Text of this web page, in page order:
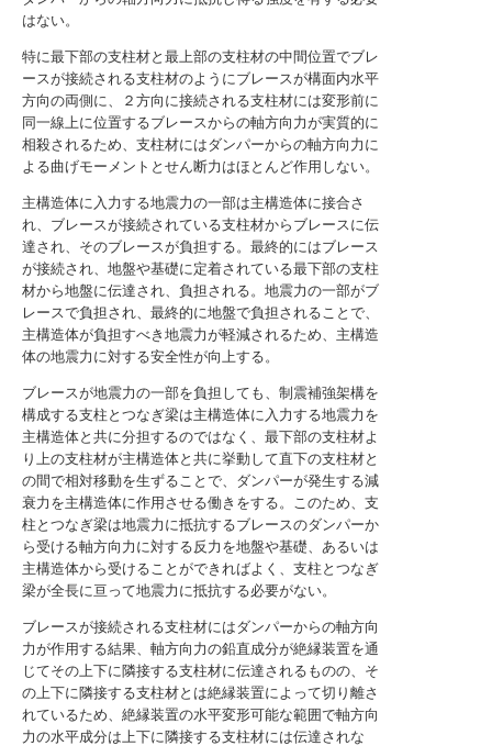
はない。
特に最下部の支柱材と最上部の支柱材の中間位置でブレ
ースが接続される支柱材のようにブレースが構面内水平
方向の両側に、２方向に接続される支柱材には変形前に
同一線上に位置するブレースからの軸方向力が実質的に
相殺されるため、支柱材にはダンパーからの軸方向力に
よる曲げモーメントとせん断力はほとんど作用しない。
主構造体に入力する地震力の一部は主構造体に接合さ
れ、ブレースが接続されている支柱材からブレースに伝
達され、そのブレースが負担する。最終的にはブレース
が接続され、地盤や基礎に定着されている最下部の支柱
材から地盤に伝達され、負担される。地震力の一部がブ
レースで負担され、最終的に地盤で負担されることで、
主構造体が負担すべき地震力が軽減されるため、主構造
体の地震力に対する安全性が向上する。
ブレースが地震力の一部を負担しても、制震補強架構を
構成する支柱とつなぎ梁は主構造体に入力する地震力を
主構造体と共に分担するのではなく、最下部の支柱材よ
り上の支柱材が主構造体と共に挙動して直下の支柱材と
の間で相対移動を生ずることで、ダンパーが発生する減
衰力を主構造体に作用させる働きをする。このため、支
柱とつなぎ梁は地震力に抵抗するブレースのダンパーか
ら受ける軸方向力に対する反力を地盤や基礎、あるいは
主構造体から受けることができればよく、支柱とつなぎ
梁が全長に亘って地震力に抵抗する必要がない。
ブレースが接続される支柱材にはダンパーからの軸方向
力が作用する結果、軸方向力の鉛直成分が絶縁装置を通
じてその上下に隣接する支柱材に伝達されるものの、そ
の上下に隣接する支柱材とは絶縁装置によって切り離さ
れているため、絶縁装置の水平変形可能な範囲で軸方向
力の水平成分は上下に隣接する支柱材には伝達されな